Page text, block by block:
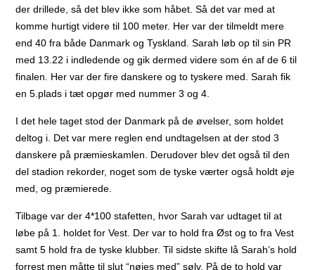
der drillede, så det blev ikke som håbet. Så det var med at
komme hurtigt videre til 100 meter. Her var der tilmeldt mere
end 40 fra både Danmark og Tyskland. Sarah løb op til sin PR
med 13.22 i indledende og gik dermed videre som én af de 6 til
finalen. Her var der fire danskere og to tyskere med. Sarah fik
en 5.plads i tæt opgør med nummer 3 og 4.
I det hele taget stod der Danmark på de øvelser, som holdet
deltog i. Det var mere reglen end undtagelsen at der stod 3
danskere på præmieskamlen. Derudover blev det også til den
del stadion rekorder, noget som de tyske værter også holdt øje
med, og præmierede.
Tilbage var der 4*100 stafetten, hvor Sarah var udtaget til at
løbe på 1. holdet for Vest. Der var to hold fra Øst og to fra Vest
samt 5 hold fra de tyske klubber. Til sidste skifte lå Sarah’s hold
forrest men måtte til slut “nøjes med” sølv. På de to hold var